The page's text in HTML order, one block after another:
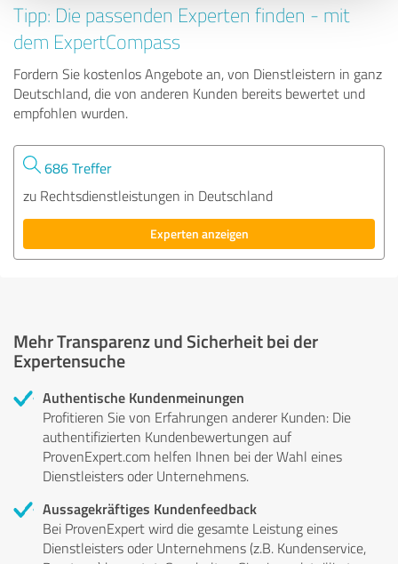
Tipp: Die passenden Experten finden - mit
dem ExpertCompass
Fordern Sie kostenlos Angebote an, von Dienstleistern in ganz
Deutschland, die von anderen Kunden bereits bewertet und
empfohlen wurden.
686 Treffer
zu Rechtsdienstleistungen in Deutschland
Experten anzeigen
Mehr Transparenz und Sicherheit bei der
Expertensuche
Authentische Kundenmeinungen
Profitieren Sie von Erfahrungen anderer Kunden: Die
authentifizierten Kundenbewertungen auf
ProvenExpert.com helfen Ihnen bei der Wahl eines
Dienstleisters oder Unternehmens.
Aussagekräftiges Kundenfeedback
Bei ProvenExpert wird die gesamte Leistung eines
Dienstleisters oder Unternehmens (z.B. Kundenservice,